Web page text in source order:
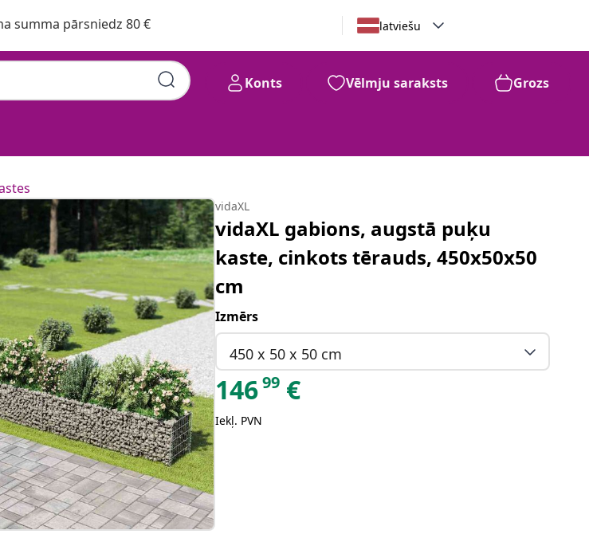
summa pārsniedz 80 € latviešu
Konts Vēlmju saraksts Grozs
vidaXL
vidaXL gabions, augstā puķu
kaste, cinkots tērauds, 450x50x50
cm
Izmērs
450 x 50 x 50 cm
14699 €
Iekļ. PVN